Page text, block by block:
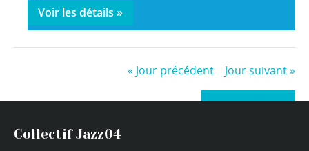
Voir les détails »
« Jour précédent Jour suivant»
Collectif Jazz04